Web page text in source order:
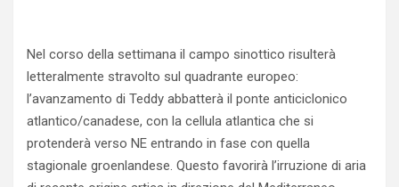
Nel corso della settimana il campo sinottico risulterà
letteralmente stravolto sul quadrante europeo:
l’avanzamento di Teddy abbatterà il ponte anticiclonico
atlantico/canadese, con la cellula atlantica che si
protenderà verso NE entrando in fase con quella
stagionale groenlandese. Questo favorirà l’irruzione di aria